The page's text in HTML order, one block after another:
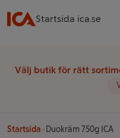
Startsida ica.se
Välj butik för rätt
Startsida Duokräm 750g ICA